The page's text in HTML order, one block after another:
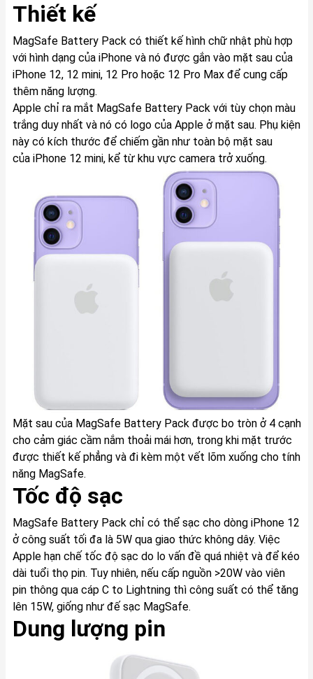
Thiết kế
MagSafe Battery Pack có thiết kế hình chữ nhật phù hợp
với hình dạng của ‌iPhone‌ và nó được gắn vào mặt sau của
‌iPhone 12‌, 12 mini, 12 Pro hoặc 12 Pro Max để cung cấp
thêm năng lượng.
Apple chỉ ra mắt MagSafe Battery Pack với tùy chọn màu
trắng duy nhất và nó có logo của Apple ở mặt sau. Phụ kiện
này có kích thước để chiếm gần như toàn bộ mặt sau
của iPhone 12 mini, kể từ khu vực camera trở xuống.
Mặt sau của MagSafe Battery Pack được bo tròn ở 4 cạnh
cho cảm giác cầm nắm thoải mái hơn, trong khi mặt trước
được thiết kế phẳng và đi kèm một vết lõm xuống cho tính
năng MagSafe.
Tốc độ sạc
MagSafe Battery Pack chỉ có thể sạc cho dòng iPhone 12
ở công suất tối đa là 5W qua giao thức không dây. Việc
Apple hạn chế tốc độ sạc do lo vấn đề quá nhiệt và để kéo
dài tuổi thọ pin. Tuy nhiên, nếu cấp nguồn >20W vào viên
pin thông qua cáp C to Lightning thì công suất có thể tăng
lên 15W, giống như đế sạc MagSafe.
Dung lượng pin